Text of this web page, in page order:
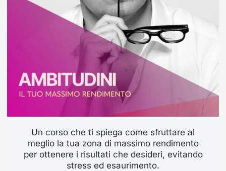
Un corso che ti spiega come sfruttare al
meglio la tua zona di massimo rendimento
per ottenere i risultati che desideri, evitando
stress ed esaurimento.